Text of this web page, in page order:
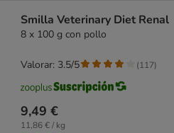
Smilla Veterinary Diet Renal
8 x 100 g con pollo
9,49 €
11,86 € / kg
Valorar: 3.5/5 (117)